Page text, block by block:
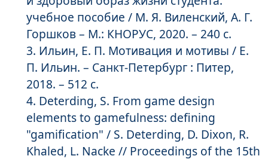
учебное пособие / М. Я. Виленский, А. Г.
Горшков – М.: КНОРУС, 2020. – 240 с.
Ильин, Е. П. Мотивация и мотивы / Е.
П. Ильин. – Санкт-Петербург : Питер,
2018. – 512 с.
Deterding, S. From game design
elements to gamefulness: defining
"gamification" / S. Deterding, D. Dixon, R.
Khaled, L. Nacke // Proceedings of the 15th